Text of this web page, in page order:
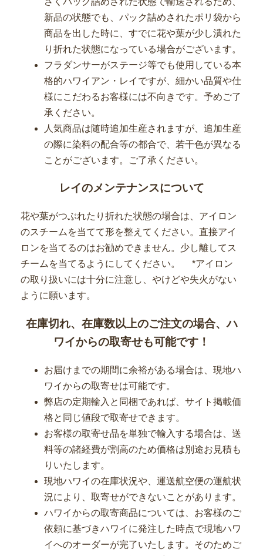
新品の状態でも、パック詰めされたポリ袋から
商品を出した時に、すでに花や葉が少し潰れた
り折れた状態になっている場合がございます。
フラダンサーがステージ等でも使用している本
格的ハワイアン・レイですが、細かい品質や仕
様にこだわるお客様には不向きです。予めご了
承ください。
人気商品は随時追加生産されますが、追加生産
の際に染料の配合等の都合で、若干色が異なる
ことがございます。ご了承ください。
レイのメンテナンスについて
花や葉がつぶれたり折れた状態の場合は、アイロン
のスチームを当てて形を整えてください。直接アイ
ロンを当てるのはお勧めできません。少し離してス
チームを当てるようにしてください。 *アイロン
の取り扱いには十分に注意し、やけどや失火がない
ように願います。
在庫切れ、在庫数以上のご注文の場合、ハ
ワイからの取寄せも可能です！
お届けまでの期間に余裕がある場合は、現地ハ
ワイからの取寄せは可能です。
弊店の定期輸入と同梱であれば、サイト掲載価
格と同じ値段で取寄せできます。
お客様の取寄せ品を単独で輸入する場合は、送
料等の諸経費が割高のため価格は別途お見積も
りいたします。
現地ハワイの在庫状況や、運送航空便の運航状
況により、取寄せができないことがあります。
ハワイからの取寄商品については、お客様のご
依頼に基づきハワイに発注した時点で現地ハワ
イへのオーダーが完了いたします。そのためご